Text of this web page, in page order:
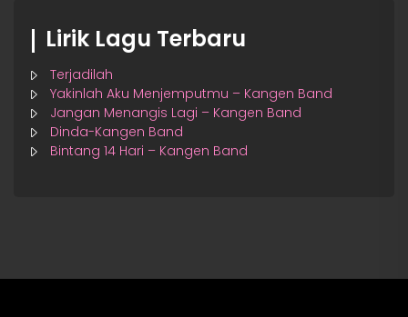
Lirik Lagu Terbaru
Terjadilah
Yakinlah Aku Menjemputmu – Kangen Band
Jangan Menangis Lagi – Kangen Band
Dinda-Kangen Band
Bintang 14 Hari – Kangen Band